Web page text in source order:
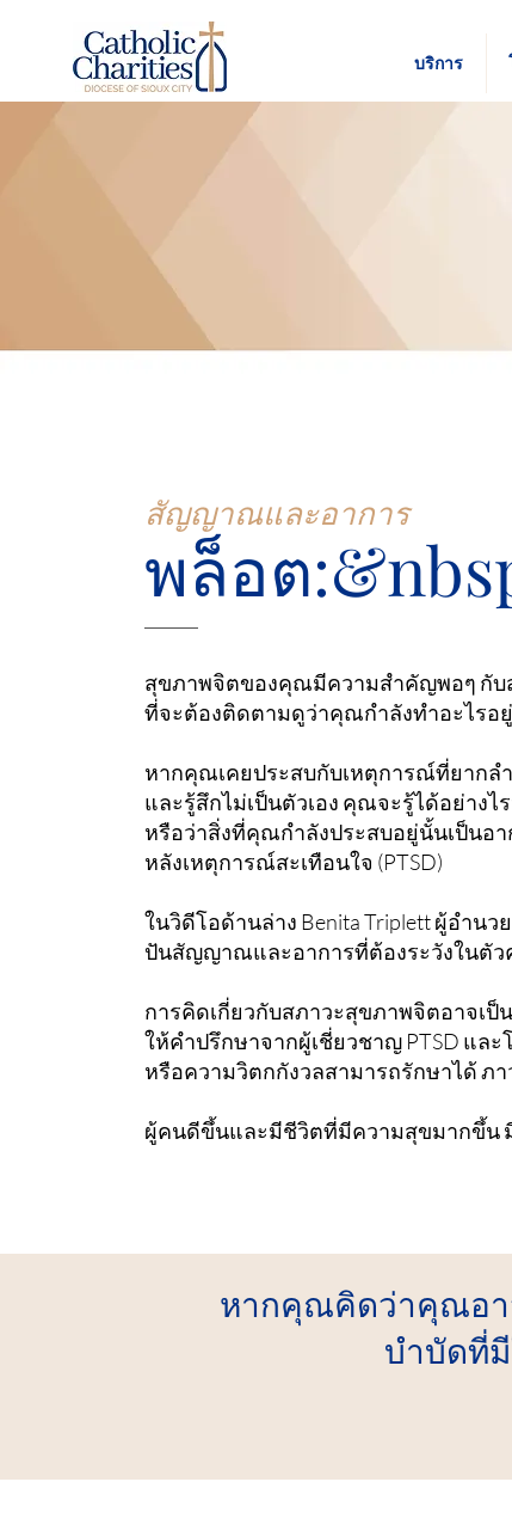
บริการ
สัญญาณและอาการ
พล็อต
สุขภาพจิตของคุณมีความสำคัญพอๆ กับ
ที่จะต้องติดตามดูว่าคุณกำลังทำอะไรอยู่
หากคุณเคยประสบกับเหตุการณ์ที่ยากล
และรู้สึกไม่เป็นตัวเอง คุณจะรู้ได้อย่าง
หรือว่าสิ่งที่คุณกำลังประสบอยู่นั้นเป็นอา
หลังเหตุการณ์สะเทือนใจ (PTSD)
ในวิดีโอด้านล่าง Benita Triplett ผู้อำนว
ปันสัญญาณและอาการที่ต้องระวังในตั
การคิดเกี่ยวกับสภาวะสุขภาพจิตอาจเป็
ให้คำปรึกษาจากผู้เชี่ยวชาญ PTSD แล
หรือความวิตกกังวลสามารถรักษาได้ ภ
ผู้คนดีขึ้นและมีชีวิตที่มีความสุขมากขึ้น
หากคุณคิดว่าคุณอา
บำบัดที่